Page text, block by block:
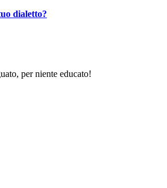
dialetto?
per niente educato!